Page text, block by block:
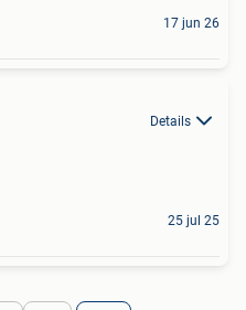
17 jun 26
Details
25 jul 25